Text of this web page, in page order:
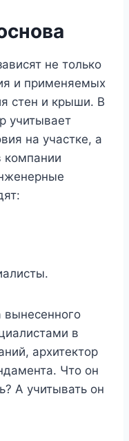
не только
и применяемых
стен и крыши. В
учитывает
на участке, а
компании
вынесенного
в
архитектор
Что он
А учитывать он